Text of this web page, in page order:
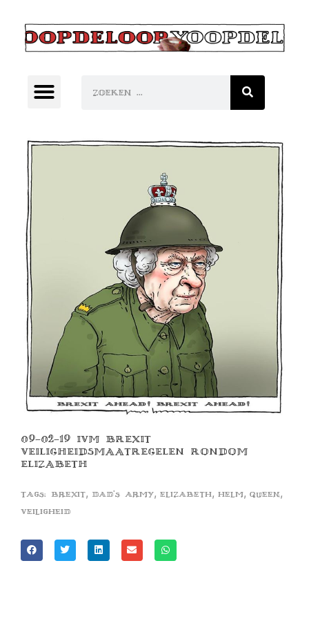
09-02-19 IVM BREXIT
VEILIGHEIDSMAATREGELEN RONDOM
ELIZABETH
Tags: brexit, dad's army, elizabeth, helm, queen,
veiligheid